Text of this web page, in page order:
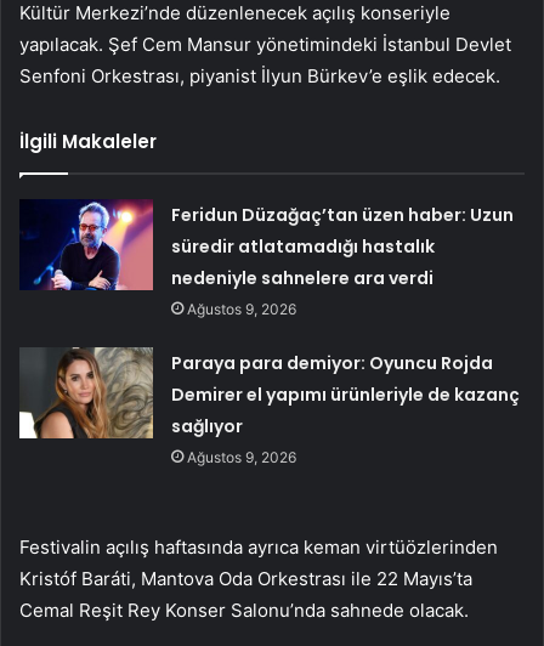
Kültür Merkezi’nde düzenlenecek açılış konseriyle
yapılacak. Şef Cem Mansur yönetimindeki İstanbul Devlet
Senfoni Orkestrası, piyanist İlyun Bürkev’e eşlik edecek.
İlgili Makaleler
Feridun Düzağaç’tan üzen haber: Uzun
süredir atlatamadığı hastalık
nedeniyle sahnelere ara verdi
Ağustos 9, 2026
Paraya para demiyor: Oyuncu Rojda
Demirer el yapımı ürünleriyle de kazanç
sağlıyor
Ağustos 9, 2026
Festivalin açılış haftasında ayrıca keman virtüözlerinden
Kristóf Baráti, Mantova Oda Orkestrası ile 22 Mayıs’ta
Cemal Reşit Rey Konser Salonu’nda sahnede olacak.